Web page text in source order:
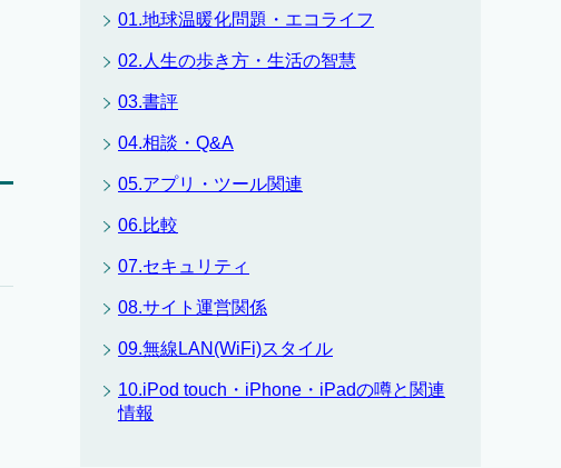
01.地球温暖化問題・エコライフ
02.人生の歩き方・生活の智慧
03.書評
04.相談・Q&A
05.アプリ・ツール関連
06.比較
07.セキュリティ
08.サイト運営関係
09.無線LAN(WiFi)スタイル
10.iPod touch・iPhone・iPadの噂と関連
情報